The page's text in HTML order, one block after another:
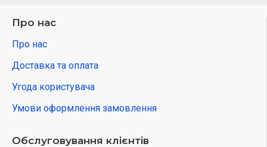
Про нас
Про нас
Доставка та оплата
Угода користувача
Умови оформлення замовлення
Обслуговування клієнтів